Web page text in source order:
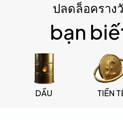
ปลดล็อครา
bạn
DẦU TIỀN